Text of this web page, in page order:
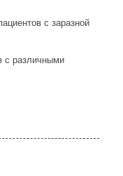
с заразной
с различными